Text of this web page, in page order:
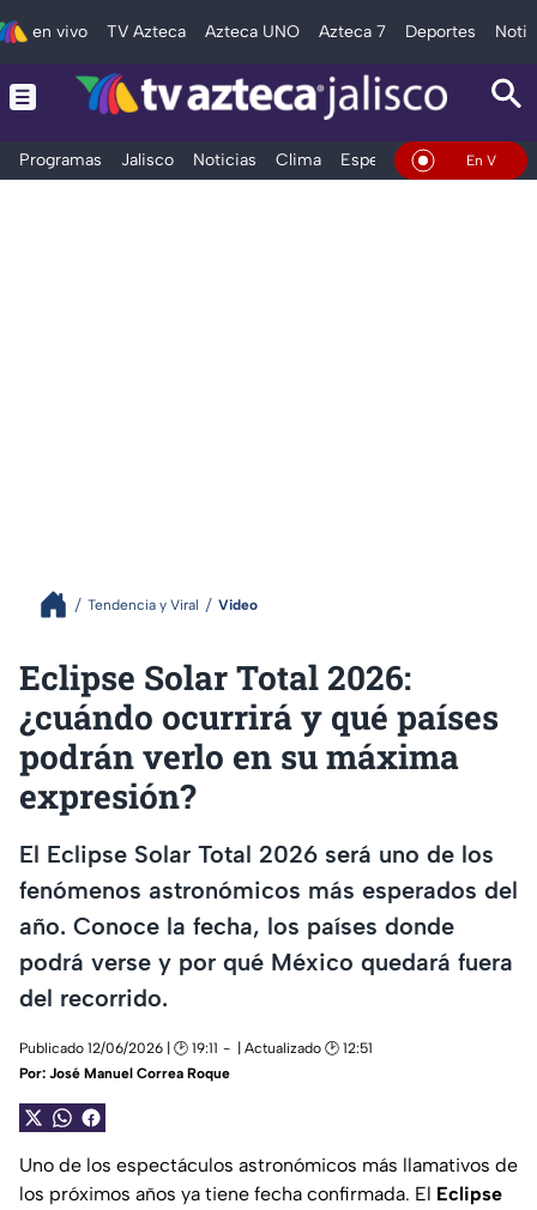
en vivo TV Azteca Azteca UNO Azteca 7 Deportes
Programas Jalisco Noticias Clima Espectáculos Deportes
En Vivo
Tendencia y Viral Video
Eclipse Solar Total 2026:
¿cuándo ocurrirá y qué países
podrán verlo en su máxima
expresión?
El Eclipse Solar Total 2026 será uno de los
fenómenos astronómicos más esperados del
año. Conoce la fecha, los países donde
podrá verse y por qué México quedará fuera
del recorrido.
Publicado 12/06/2026 | 🕑 19:11
| Actualizado 🕑 12:51
Por: José Manuel Correa Roque
Uno de los espectáculos astronómicos más llamativos de
los próximos años ya tiene fecha confirmada. El Eclipse